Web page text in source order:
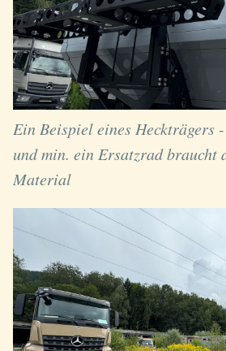
Ein Beispiel eines Heckträgers
und min. ein Ersatzrad braucht
Material